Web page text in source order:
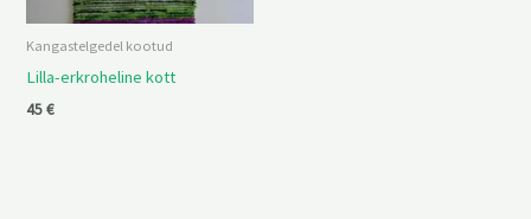
Kangastelgedel kootud
Lilla-erkroheline kott
45€